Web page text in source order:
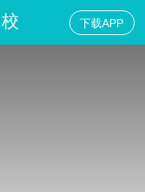
下载APP